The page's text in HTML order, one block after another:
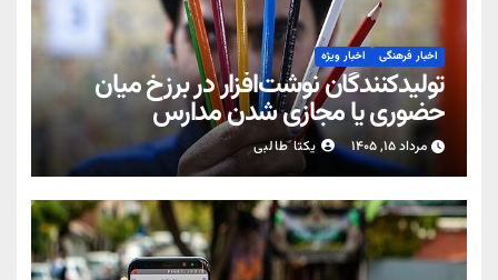
اخبار فرهنگی اخبار ویژه
تولیدکنندگان نوشت‌افزار در برزخ میان
حضوری یا مجازی شدن مدارس
مرداد ۱۵, ۱۴۰۵ یکتا طالبی